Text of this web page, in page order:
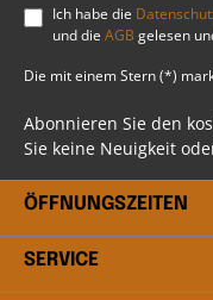
nicht mit uns in
professionelles
bei allen Fragen
Ich habe die
und die AGB gelesen
Die mit einem Stern (*)
Abonnieren Sie den
Sie keine Neuigkeit
ÖFFNUNGSZEITEN
SERVICE